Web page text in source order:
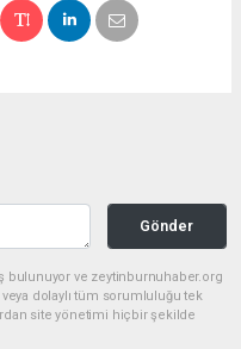
Gönder
bulunuyor ve zeytinburnuhaber.org
dolaylı tüm sorumluluğu tek
site yönetimi hiçbir şekilde